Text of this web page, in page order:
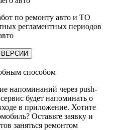
по ремонту авто и ТО
регламентных периодов
способом
напоминаний через push-
будет напоминать о
в приложение. Хотите
Оставьте заявку и
заняться ремонтом